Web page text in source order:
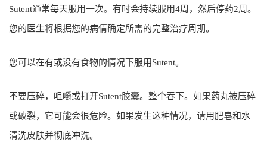
Sutent通常每天服用一次。有时会持续服用4周，然后停药2周。
您的医生将根据您的病情确定所需的完整治疗周期。
您可以在有或没有食物的情况下服用Sutent。
不要压碎，咀嚼或打开Sutent胶囊。整个吞下。如果药丸被压碎
或破裂，它可能会很危险。如果发生这种情况，请用肥皂和水
清洗皮肤并彻底冲洗。